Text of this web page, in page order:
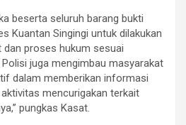
beserta seluruh barang bukti
Kuantan Singingi untuk dilakukan
dan proses hukum sesuai
juga mengimbau masyarakat
dalam memberikan informasi
mencurigakan terkait
pungkas Kasat.